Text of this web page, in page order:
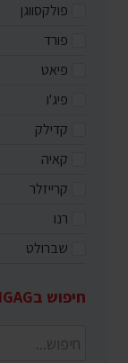
פולקסווגן
פורד
פיאט
פיג'ו
קדילק
קאיה
קרייזלר
רנו
שברולט
חיפוש בCHIMIGAG צימיגג